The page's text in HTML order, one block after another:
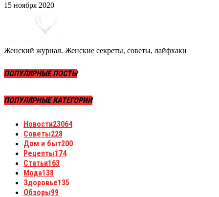
15 ноября 2020
Женский журнал. Женские секреты, советы, лайфхаки
ПОПУЛЯРНЫЕ ПОСТЫ
ПОПУЛЯРНЫЕ КАТЕГОРИИ
Новости23064
Советы228
Дом и быт200
Рецепты174
Статьи163
Мода138
Здоровье135
Обзоры99